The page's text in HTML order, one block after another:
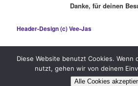
Danke, für deinen
Header-Design (c) Vee-Jas
Stolz präsentiert von
Diese Website benutzt Cookies. Wenn
nutzt, gehen wir von deinem
Alle Cookies